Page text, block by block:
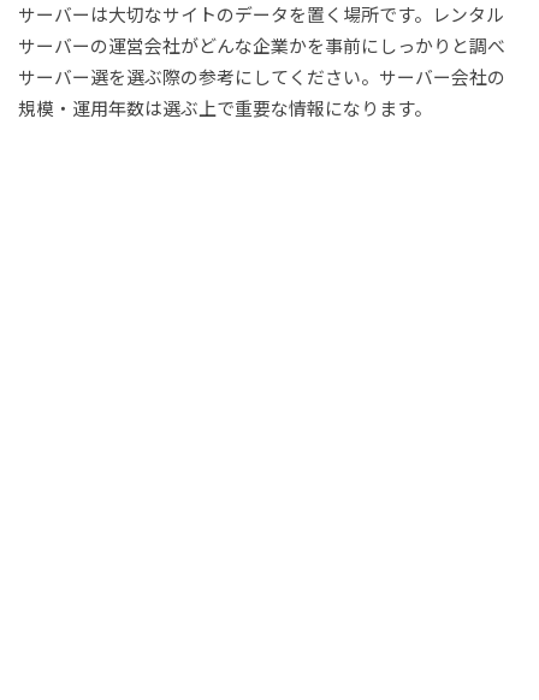
サーバーは大切なサイトのデータを置く場所です。レンタル
サーバーの運営会社がどんな企業かを事前にしっかりと調べ
サーバー選を選ぶ際の参考にしてください。サーバー会社の
規模・運用年数は選ぶ上で重要な情報になります。